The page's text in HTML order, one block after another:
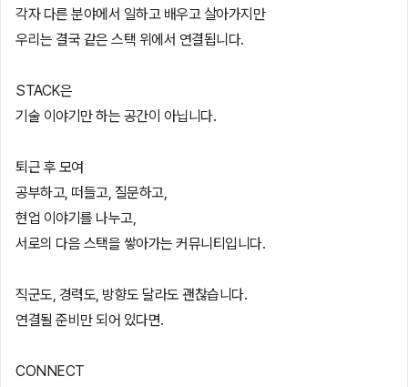
각자 다른 분야에서 일하고 배우고 살아가지만
우리는 결국 같은 스택 위에서 연결됩니다.
STACK은
기술 이야기만 하는 공간이 아닙니다.
퇴근 후 모여
공부하고, 떠들고, 질문하고,
현업 이야기를 나누고,
서로의 다음 스택을 쌓아가는 커뮤니티입니다.
직군도, 경력도, 방향도 달라도 괜찮습니다.
연결될 준비만 되어 있다면.
CONNECT